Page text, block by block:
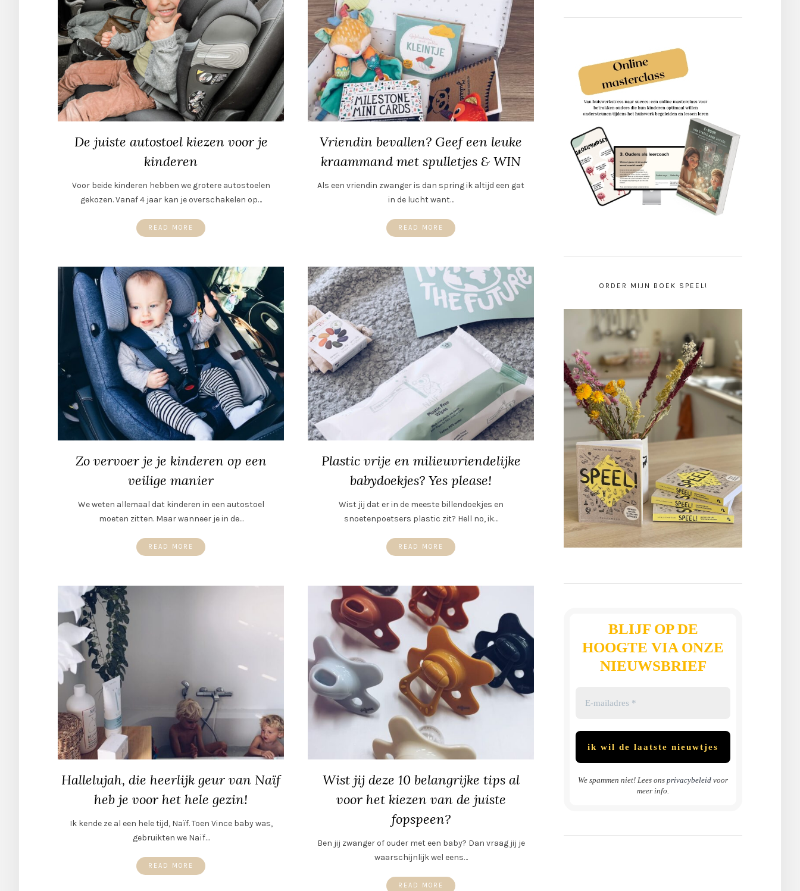
De juiste autostoel kiezen voor je
kinderen
Voor beide kinderen hebben we grotere autostoelen
gekozen. Vanaf 4 jaar kan je overschakelen op…
READ MORE
Vriendin bevallen? Geef een leuke
kraammand met spulletjes & WIN
Als een vriendin zwanger is dan spring ik altijd een gat
in de lucht want…
READ MORE
Zo vervoer je je kinderen op een
veilige manier
We weten allemaal dat kinderen in een autostoel
moeten zitten. Maar wanneer je in de…
READ MORE
Plastic vrije en milieuvriendelijke
babydoekjes? Yes please!
Wist jij dat er in de meeste billendoekjes en
snoetenpoetsers plastic zit? Hell no, ik…
READ MORE
Hallelujah, die heerlijk geur van Naïf
heb je voor het hele gezin!
Ik kende ze al een hele tijd, Naïf. Toen Vince baby was,
gebruikten we Naïf…
READ MORE
Wist jij deze 10 belangrijke tips al
voor het kiezen van de juiste
fopspeen?
Ben jij zwanger of ouder met een baby? Dan vraag jij je
waarschijnlijk wel eens…
READ MORE
ORDER MIJN BOEK SPEEL!
BLIJF OP DE
HOOGTE VIA ONZE
NIEUWSBRIEF
We spammen niet! Lees ons privacybeleid voor
meer info.